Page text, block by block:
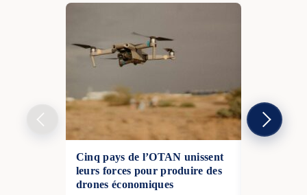
Cinq pays de l’OTAN unissent
leurs forces pour produire des
drones économiques